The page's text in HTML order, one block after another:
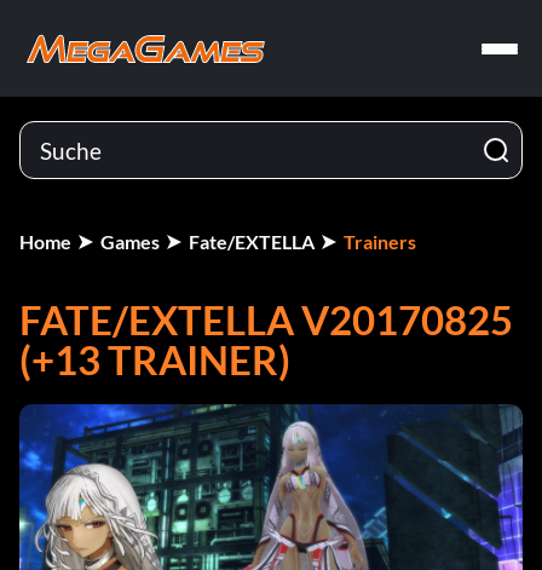
Home Games Fate/EXTELLA Trainers
FATE/EXTELLA V20170825
(+13 TRAINER)